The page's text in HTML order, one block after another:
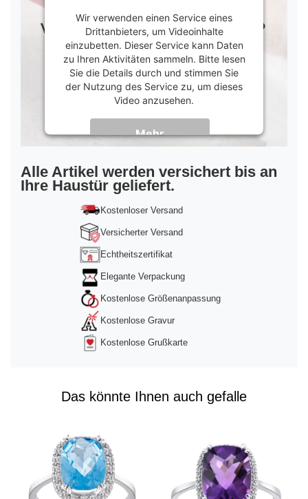
Wir verwenden einen Service eines
Drittanbieters, um Videoinhalte
einzubetten. Dieser Service kann Daten
zu Ihren Aktivitäten sammeln. Bitte lesen
Sie die Details durch und stimmen Sie
der Nutzung des Service zu, um dieses
Video anzusehen.
Mehr
Informationen
Akzeptieren
powered byUsercentrics Consent
Management Platform&Trusted Shops
Alle Artikel werden versichert bis an
Ihre Haustür geliefert.
Kostenloser Versand
Versicherter Versand
Echtheitszertifikat
Elegante Verpackung
Kostenlose Größenanpassung
Kostenlose Gravur
Kostenlose Grußkarte
Das könnte Ihnen auch gefalle